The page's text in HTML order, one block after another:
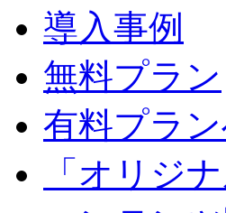
導入事例
無料プラン
有料プラ
「オリジ